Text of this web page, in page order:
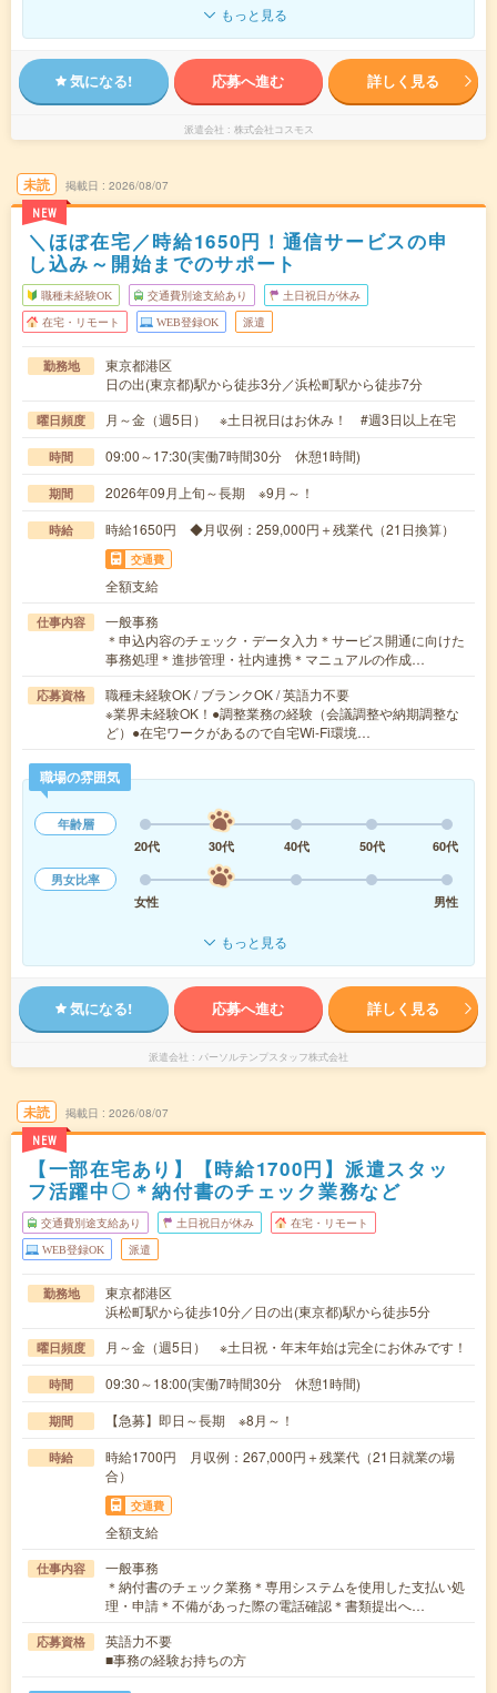
もっと見る
気になる! 応募へ進む 詳しく見る
派遣会社 株式会社コスモス
未読
NEW
掲載日 2026/08/07
＼ほぼ在宅／時給1650円！通信サービスの申
し込み～開始までのサポート
職種未経験OK 交通費別途支給あり 土日祝日が休み
在宅・リモート WEB登録OK 派遣
勤務地
東京都港区
日の出(東京都)駅から徒歩3分／浜松町駅から徒歩7分
曜日頻度 月～金（週5日） ※土日祝日はお休み！ #週3日以上在宅
時間 09:00～17:30(実働7時間30分 休憩1時間)
期間 2026年09月上旬～長期 ※9月～！
時給 時給1650円 ◆月収例：259,000円＋残業代（21日換算）
交通費
全額支給
仕事内容
一般事務
＊申込内容のチェック・データ入力＊サービス開通に向けた
事務処理＊進捗管理・社内連携＊マニュアルの作成…
応募資格
職種未経験OK / ブランクOK / 英語力不要
※業界未経験OK！●調整業務の経験（会議調整や納期調整な
ど）●在宅ワークがあるので自宅Wi-Fi環境…
職場の雰囲気
年齢層
20代
30代 40代 50代
60代
男女比率
女性
男性
もっと見る
気になる! 応募へ進む 詳しく見る
派遣会社 パーソルテンプスタッフ株式会社
未読
NEW
掲載日 2026/08/07
【一部在宅あり】【時給1700円】派遣スタッ
フ活躍中〇＊納付書のチェック業務など
交通費別途支給あり 土日祝日が休み 在宅・リモート
WEB登録OK 派遣
勤務地
東京都港区
浜松町駅から徒歩10分／日の出(東京都)駅から徒歩5分
曜日頻度 月～金（週5日） ※土日祝・年末年始は完全にお休みです！
時間 09:30～18:00(実働7時間30分 休憩1時間)
期間 【急募】即日～長期 ※8月～！
時給
時給1700円 月収例：267,000円＋残業代（21日就業の場
合）
交通費
全額支給
仕事内容
一般事務
＊納付書のチェック業務＊専用システムを使用した支払い処
理・申請＊不備があった際の電話確認＊書類提出へ…
応募資格
英語力不要
■事務の経験お持ちの方